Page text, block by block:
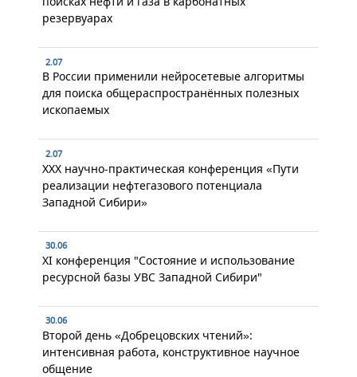
резервуарах
2.07
В России применили нейросетевые алгоритмы
для поиска общераспространённых полезных
ископаемых
2.07
XXX научно-практическая конференция «Пути
реализации нефтегазового потенциала
Западной Сибири»
30.06
XI конференция "Состояние и использование
ресурсной базы УВС Западной Сибири"
30.06
Второй день «Добрецовских чтений»:
интенсивная работа, конструктивное научное
общение